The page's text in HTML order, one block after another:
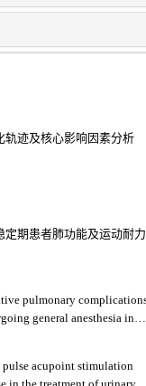
轨迹及核心影响因素分析
期患者肺功能及运动耐
pulmonary
general anesthesia in
study
acupoint stimulation